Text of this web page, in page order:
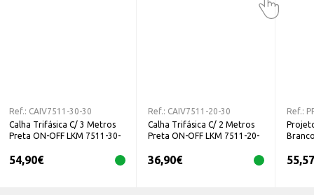
Ref.: CAIV7511-30-30
Calha Trifásica C/ 3 Metros
Preta ON-OFF LKM 7511-30-
54,90€
Ref.: CAIV7511-20-30
Calha Trifásica C/ 2 Metros
Preta ON-OFF LKM 7511-20-
36,90€
Ref.:
55,57